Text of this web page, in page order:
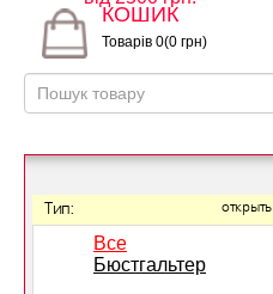
КОШИК
Товарів 0(0 грн)
Тип: открыть
Все
Бюстгальтер